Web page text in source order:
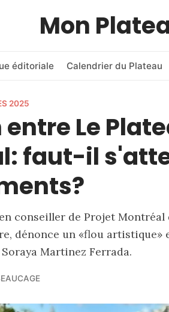
Mon
éditoriale Calendrier du Plateau
2025
Le
faut-il
conseiller de Projet
dénonce un «flou artistique»
Martinez Ferrada.